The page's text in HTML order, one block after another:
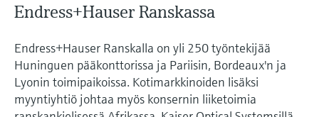
Endress+Hauser Ranskassa
Endress+Hauser Ranskalla on yli 250 työntekijää
Huninguen pääkonttorissa ja Pariisin, Bordeaux'n ja
Lyonin toimipaikoissa. Kotimarkkinoiden lisäksi
myyntiyhtiö johtaa myös konsernin liiketoimia